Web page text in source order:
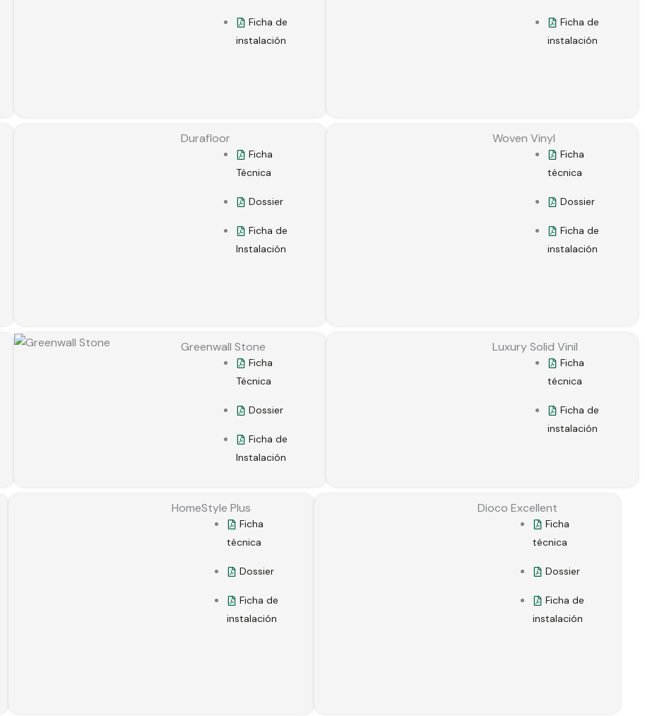
Ficha de
instalación
Ficha de
instalación
Durafloor
Ficha
Técnica
Dossier
Ficha de
Instalación
Woven Vinyl
Ficha
técnica
Dossier
Ficha de
instalación
Greenwall Stone
Ficha
Técnica
Dossier
Ficha de
Instalación
Luxury Solid Vinil
Ficha
técnica
Ficha de
instalación
HomeStyle Plus
Ficha
técnica
Dossier
Ficha de
instalación
Dioco Excellent
Ficha
técnica
Dossier
Ficha de
instalación